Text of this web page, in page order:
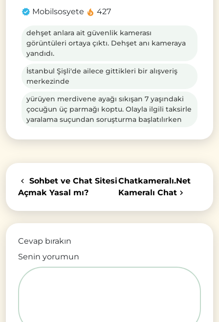
Mobilsosyete 427
dehşet anlara ait güvenlik kamerası
görüntüleri ortaya çıktı. Dehşet anı kameraya
yandıdı.
İstanbul Şişli'de ailece gittikleri bir alışveriş
merkezinde
yürüyen merdivene ayağı sıkışan 7 yaşındaki
çocuğun üç parmağı koptu. Olayla ilgili taksirle
yaralama suçundan soruşturma başlatılırken
Sohbet ve Chat Sitesi
Açmak Yasal mı?
Chatkameralı.Net
Kameralı Chat
Cevap bırakın
Senin yorumun